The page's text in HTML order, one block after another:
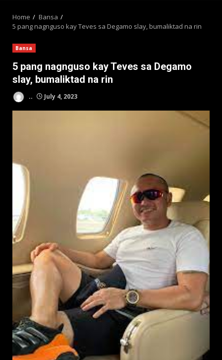
Home
Bansa
5 pang nagnguso kay Teves sa Degamo slay, bumaliktad na rin
Bansa
5 pang nagnguso kay Teves sa Degamo
slay, bumaliktad na rin
.. July 4, 2023